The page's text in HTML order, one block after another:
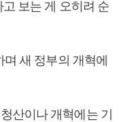
보는 게 오히려 순
며 새 정부의 개혁에
산이나 개혁에는 기